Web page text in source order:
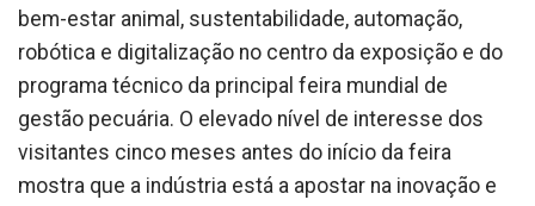
bem-estar animal, sustentabilidade, automação,
robótica e digitalização no centro da exposição e do
programa técnico da principal feira mundial de
gestão pecuária. O elevado nível de interesse dos
visitantes cinco meses antes do início da feira
mostra que a indústria está a apostar na inovação e